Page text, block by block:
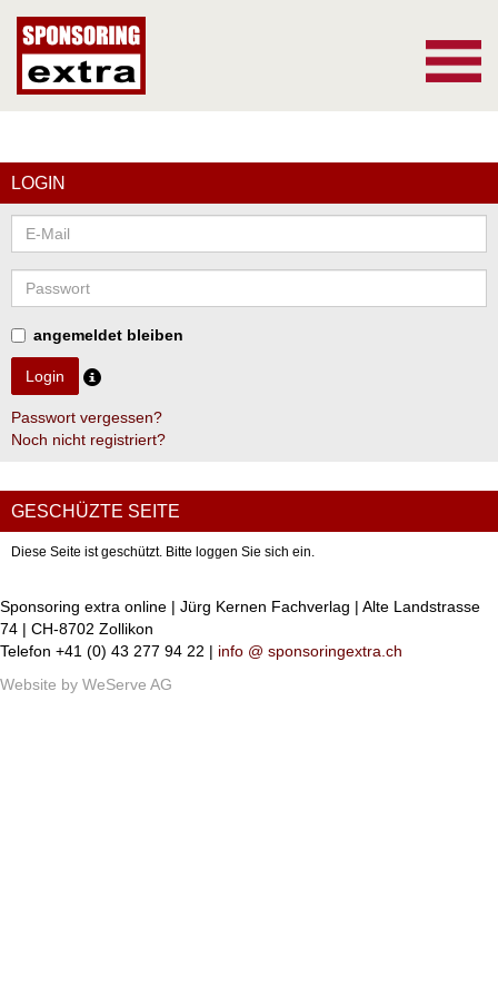
LOGIN
angemeldet bleiben
Passwort vergessen?
Noch nicht registriert?
GESCHÜZTE SEITE
Diese Seite ist geschützt. Bitte loggen Sie sich ein.
Sponsoring extra online | Jürg Kernen Fachverlag | Alte Landstrasse
74 | CH-8702 Zollikon
Telefon +41 (0) 43 277 94 22 | info @ sponsoringextra.ch
Website by WeServe AG